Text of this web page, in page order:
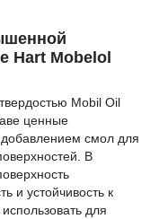
Hart Mobelol
Mobil Oil
ценные
смол для
В
и устойчивость к
для